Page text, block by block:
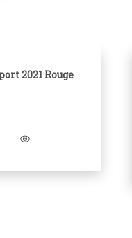
2021 Rouge